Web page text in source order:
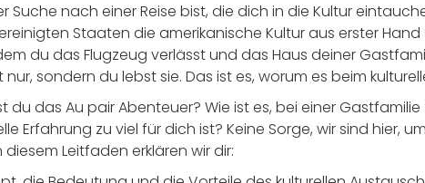
Suche nach einer Reise bist, die dich in die Kultur
Staaten die amerikanische Kultur aus erster
du das Flugzeug verlässt und das Haus deiner
nur, sondern du lebst sie. Das ist es, worum es beim
du das Au pair Abenteuer? Wie ist es, bei einer Gastfamilie
Erfahrung zu viel für dich ist? Keine Sorge, wir sind hier,
Leitfaden erklären wir dir: